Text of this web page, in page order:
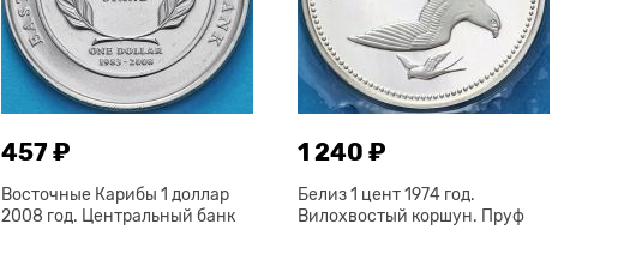
457 ₽
Восточные Карибы 1 доллар
2008 год. Центральный банк
1 240 ₽
Белиз 1 цент 1974 год.
Вилохвостый коршун. Пруф